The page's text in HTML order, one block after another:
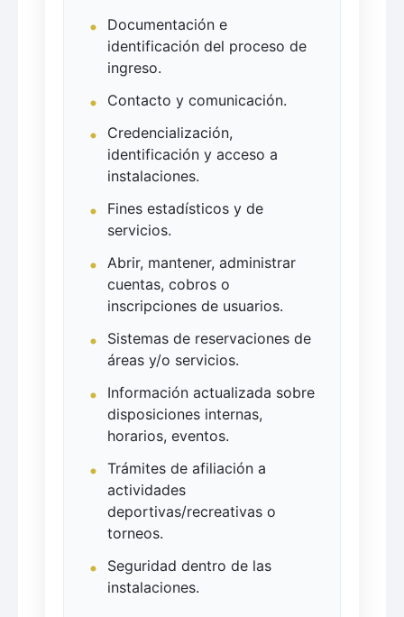
Documentación e
identificación del proceso de
ingreso.
Contacto y comunicación.
Credencialización,
identificación y acceso a
instalaciones.
Fines estadísticos y de
servicios.
Abrir, mantener, administrar
cuentas, cobros o
inscripciones de usuarios.
Sistemas de reservaciones de
áreas y/o servicios.
Información actualizada sobre
disposiciones internas,
horarios, eventos.
Trámites de afiliación a
actividades
deportivas/recreativas o
torneos.
Seguridad dentro de las
instalaciones.